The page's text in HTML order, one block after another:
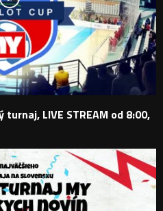
turnaj, LIVE STREAM od 8:00,